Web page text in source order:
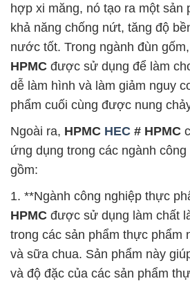
hợp xi măng, nó tạo ra một sản
khả năng chống nứt, tăng độ
nước tốt. Trong ngành đùn gốm,
HPMC được sử dụng để làm
dễ làm hình và làm giảm nguy
phẩm cuối cùng được nung
Ngoài ra, HPMC HEC # HPMC
ứng dụng trong các ngành
gồm:
1. **Ngành công nghiệp thực
HPMC được sử dụng làm chất
trong các sản phẩm thực phẩm
và sữa chua. Sản phẩm này
và độ đặc của các sản phẩm